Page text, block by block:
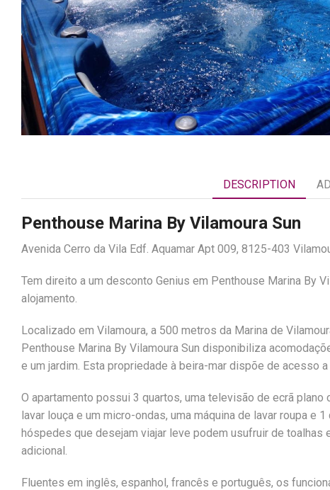
DESCRIPTION
Penthouse Marina By Vilamoura Sun
Avenida Cerro da Vila Edf. Aquamar Apt 009, 8125-403
Tem direito a um desconto Genius em Penthouse Marina By
alojamento.
Localizado em Vilamoura, a 500 metros da Marina de
Penthouse Marina By Vilamoura Sun disponibiliza
e um jardim. Esta propriedade à beira-mar dispõe de acesso a
O apartamento possui 3 quartos, uma televisão de ecrã
lavar louça e um micro-ondas, uma máquina de lavar roupa e
hóspedes que desejam viajar leve podem usufruir de
adicional.
Fluentes em inglês, espanhol, francês e português, os